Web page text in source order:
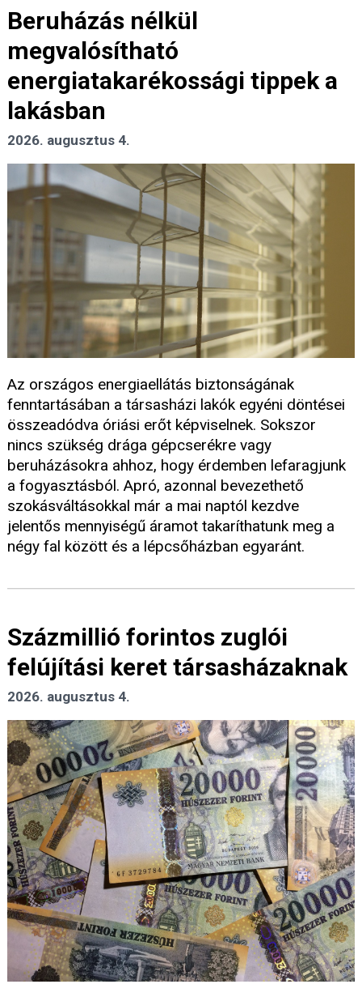
Beruházás nélkül
megvalósítható
energiatakarékossági tippek a
lakásban
2026. augusztus 4.
Az országos energiaellátás biztonságának
fenntartásában a társasházi lakók egyéni döntései
összeadódva óriási erőt képviselnek. Sokszor
nincs szükség drága gépcserékre vagy
beruházásokra ahhoz, hogy érdemben lefaragjunk
a fogyasztásból. Apró, azonnal bevezethető
szokásváltásokkal már a mai naptól kezdve
jelentős mennyiségű áramot takaríthatunk meg a
négy fal között és a lépcsőházban egyaránt.
Százmillió forintos zuglói
felújítási keret társasházaknak
2026. augusztus 4.